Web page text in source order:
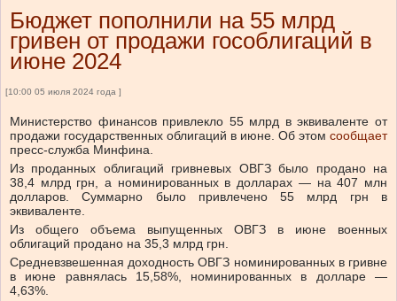
Бюджет пополнили на 55 млрд
гривен от продажи гособлигаций в
июне 2024
[10:00 05 июля 2024 года ]
Министерство финансов привлекло 55 млрд в эквиваленте от
продажи государственных облигаций в июне. Об этом сообщает
пресс-служба Минфина.
Из проданных облигаций гривневых ОВГЗ было продано на
38,4 млрд грн, а номинированных в долларах — на 407 млн
долларов. Суммарно было привлечено 55 млрд грн в
эквиваленте.
Из общего объема выпущенных ОВГЗ в июне военных
облигаций продано на 35,3 млрд грн.
Средневзвешенная доходность ОВГЗ номинированных в гривне
в июне равнялась 15,58%, номинированных в долларе —
4,63%.